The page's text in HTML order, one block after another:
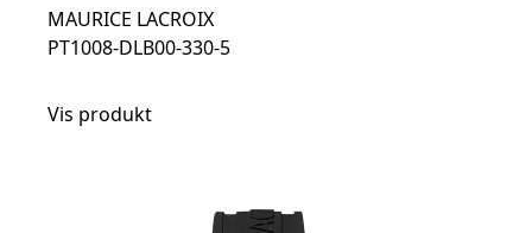
MAURICE LACROIX
PT1008-DLB00-330-5
Vis produkt